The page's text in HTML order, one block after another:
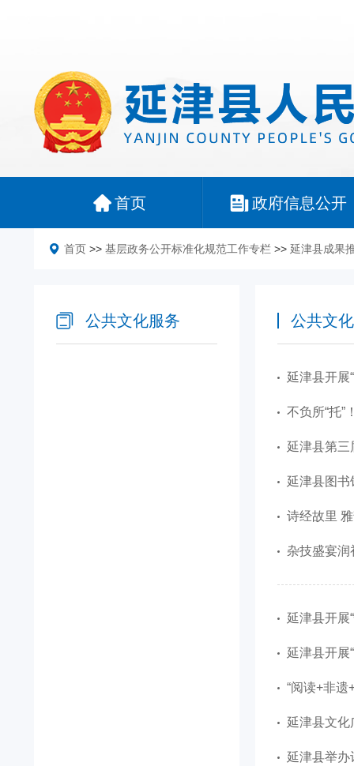
首页 政府信息公开
首页 >> 基层政务公开标准化规范工作专栏 >> 延津县成果
公共文化服务 公共文
延津县开展
不负所“托”
延津县第三
延津县图书
诗经故里
杂技盛宴
延津县开展
延津县开展
“阅读+非遗
延津县文化
延津县举办